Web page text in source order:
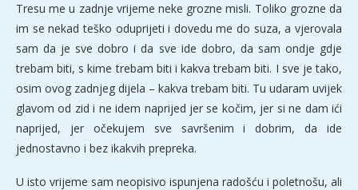
Tresu me u zadnje vrijeme neke grozne misli. Toliko grozne da
im se nekad teško oduprijeti i dovedu me do suza, a vjerovala
sam da je sve dobro i da sve ide dobro, da sam ondje gdje
trebam biti, s kime trebam biti i kakva trebam biti. I sve je tako,
osim ovog zadnjeg dijela – kakva trebam biti. Tu udaram uvijek
glavom od zid i ne idem naprijed jer se kočim, jer si ne dam ići
naprijed, jer očekujem sve savršenim i dobrim, da ide
jednostavno i bez ikakvih prepreka.
U isto vrijeme sam neopisivo ispunjena radošću i poletnošu, ali